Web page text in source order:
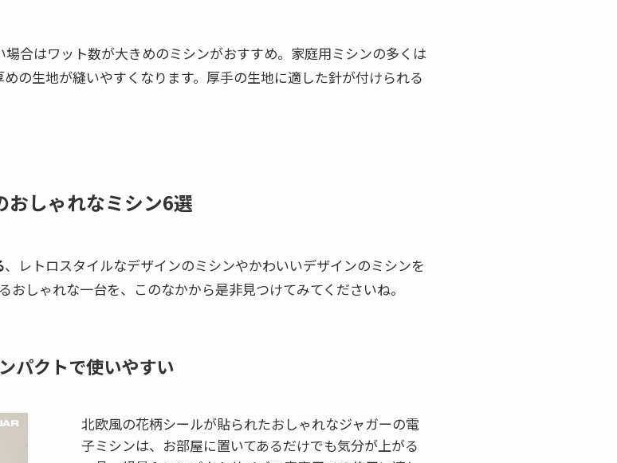
合はワット数が大きめのミシンがおすすめ。家庭用ミシンの多くは
の生地が縫いやすくなります。厚手の生地に適した針が付けられる
おしゃれなミシン6選
、レトロスタイルなデザインのミシンやかわいいデザインのミシンを
しゃれな一台を、このなかから是非見つけてみてくださいね。
パクトで使いやすい
北欧風の花柄シールが貼られたおしゃれなジャガーの電
子ミシンは、お部屋に置いてあるだけでも気分が上がる